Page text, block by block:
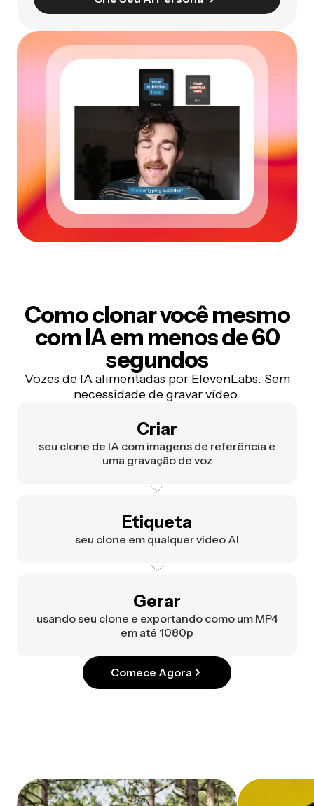
Como clonar você mesmo
com IA em menos de 60
segundos
Vozes de IA alimentadas por ElevenLabs. Sem
necessidade de gravar vídeo.
Criar
seu clone de IA com imagens de referência e
uma gravação de voz
Etiqueta
seu clone em qualquer vídeo AI
Gerar
usando seu clone e exportando como um MP4
em até 1080p
Comece Agora